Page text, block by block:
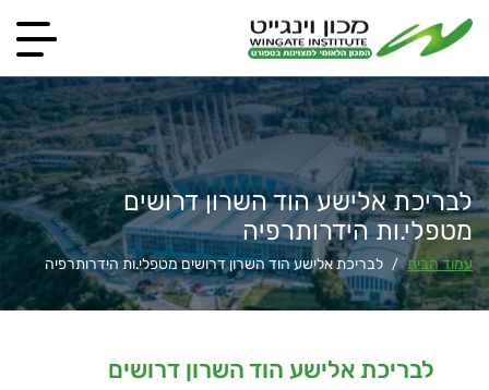
לבריכת אלישע הוד השרון דרושים
מטפלי.ות הידרותרפיה
עמוד הבית / לבריכת אלישע הוד השרון דרושים מטפלי.ות הידרותרפיה
לבריכת אלישע הוד השרון דרושים